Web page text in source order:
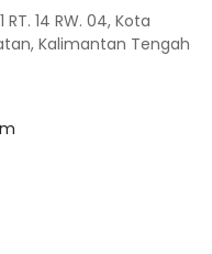
RT. 14 RW. 04, Kota
Kalimantan Tengah